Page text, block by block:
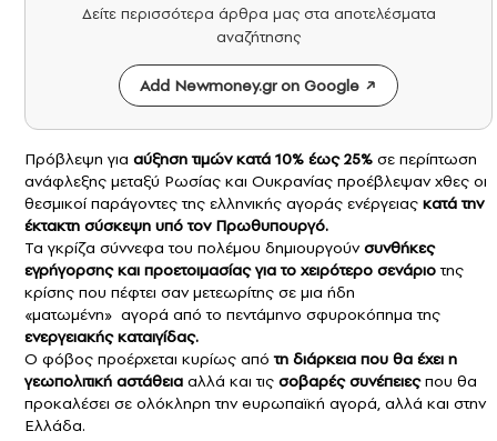
Δείτε περισσότερα άρθρα μας στα αποτελέσματα
αναζήτησης
Add Newmoney.gr on Google
Πρόβλεψη για αύξηση τιμών κατά 10% έως 25% σε περίπτωση
ανάφλεξης μεταξύ Ρωσίας και Ουκρανίας προέβλεψαν χθες οι
θεσμικοί παράγοντες της ελληνικής αγοράς ενέργειας κατά την
έκτακτη σύσκεψη υπό τον Πρωθυπουργό.
Τα γκρίζα σύννεφα του πολέμου δημιουργούνσυνθήκες
εγρήγορσης και προετοιμασίας για το χειρότερο σενάριοτης
κρίσης που πέφτει σαν μετεωρίτης σε μια ήδη
«ματωμένη» αγορά από το πεντάμηνο σφυροκόπημα της
ενεργειακής καταιγίδας.
Ο φόβος προέρχεται κυρίως απότη διάρκεια που θα έχει η
γεωπολιτική αστάθεια αλλά και τις σοβαρές συνέπειεςπου θα
προκαλέσει σε ολόκληρη την eυρωπαϊκή αγορά, αλλά και στην
Ελλάδα.